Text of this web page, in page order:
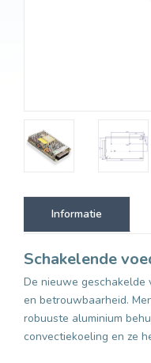
Informatie
Schakelende
De nieuwe geschakelde
en betrouwbaarheid.
robuuste aluminium
convectiekoeling en ze